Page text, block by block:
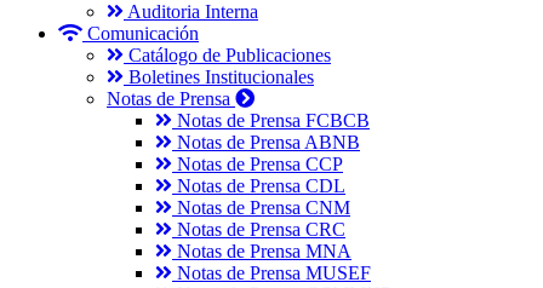
Auditoria Interna
Comunicación
Catálogo de Publicaciones
Boletines Institucionales
Notas de Prensa
Notas de Prensa FCBCB
Notas de Prensa ABNB
Notas de Prensa CCP
Notas de Prensa CDL
Notas de Prensa CNM
Notas de Prensa CRC
Notas de Prensa MNA
Notas de Prensa MUSEF